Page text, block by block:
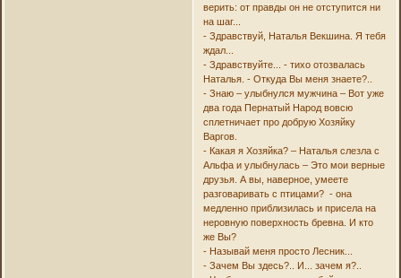
верить: от правды он не отступится ни
на шаг...
- Здравствуй, Наталья Векшина. Я тебя
ждал...
- Здравствуйте... - тихо отозвалась
Наталья. - Откуда Вы меня знаете?..
- Знаю – улыбнулся мужчина – Вот уже
два года Пернатый Народ вовсю
сплетничает про добрую Хозяйку
Варгов.
- Какая я Хозяйка? – Наталья слезла с
Альфа и улыбнулась – Это мои верные
друзья. А вы, наверное, умеете
разговаривать с птицами? - она
медленно приблизилась и присела на
неровную поверхность бревна. И кто
же Вы?
- Называй меня просто Лесник...
- Зачем Вы здесь?.. И... зачем я?..